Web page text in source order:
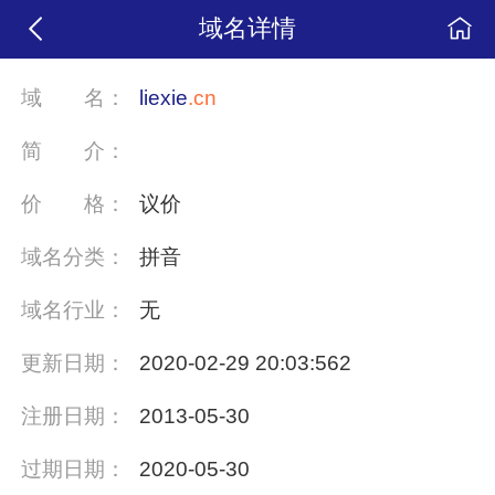
域名详情
域名： liexie.cn
简 介：
价格： 议价
域名分类： 拼音
域名行业： 无
更新日期： 2020-02-29 20:03:562
注册日期： 2013-05-30
过期日期： 2020-05-30